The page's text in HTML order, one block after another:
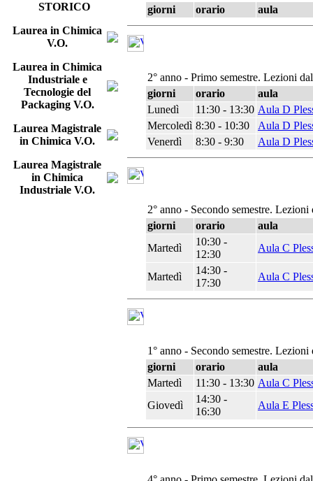
STORICO
Laurea in Chimica
V.O.
Laurea in Chimica
Industriale e
Tecnologie del
Packaging V.O.
Laurea Magistrale
in Chimica V.O.
Laurea Magistrale
in Chimica
Industriale V.O.
giorni
orario aula
2° anno - Primo semestre. Lezioni
giorni
orario
aula
Lunedì
11:30 - 13:30 Aula D
Mercoledì 8:30 - 10:30
Aula D
Venerdì
8:30 - 9:30 Aula D
2° anno - Secondo semestre.
giorni
orario
aula
Martedì
10:30 -
12:30
Aula C
Martedì
14:30 -
17:30
Aula C
1° anno - Secondo semestre.
giorni
orario
aula
Martedì
11:30 - 13:30 Aula C
Giovedì
14:30 -
16:30
Aula E